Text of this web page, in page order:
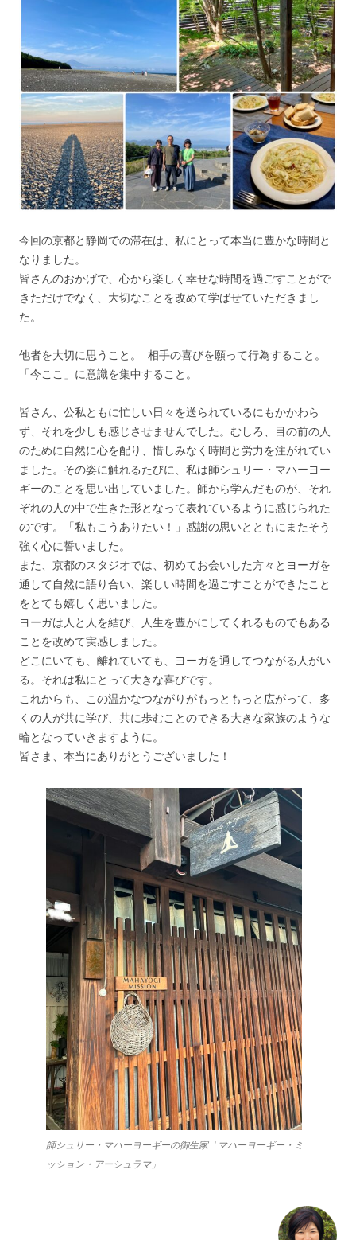
今回の京都と静岡での滞在は、私にとって本当に豊かな時間と
なりました。
皆さんのおかげで、心から楽しく幸せな時間を過ごすことがで
きただけでなく、大切なことを改めて学ばせていただきまし
た。
他者を大切に思うこと。 相手の喜びを願って行為すること。
「今ここ」に意識を集中すること。
皆さん、公私ともに忙しい日々を送られているにもかかわら
ず、それを少しも感じさせませんでした。むしろ、目の前の人
のために自然に心を配り、惜しみなく時間と労力を注がれてい
ました。その姿に触れるたびに、私は師シュリー・マハーヨー
ギーのことを思い出していました。師から学んだものが、それ
ぞれの人の中で生きた形となって表れているように感じられた
のです。「私もこうありたい！」感謝の思いとともにまたそう
強く心に誓いました。
また、京都のスタジオでは、初めてお会いした方々とヨーガを
通して自然に語り合い、楽しい時間を過ごすことができたこと
をとても嬉しく思いました。
ヨーガは人と人を結び、人生を豊かにしてくれるものでもある
ことを改めて実感しました。
どこにいても、離れていても、ヨーガを通してつながる人がい
る。それは私にとって大きな喜びです。
これからも、この温かなつながりがもっともっと広がって、多
くの人が共に学び、共に歩むことのできる大きな家族のような
輪となっていきますように。
皆さま、本当にありがとうございました！
師シュリー・マハーヨーギーの御生家「マハーヨーギー・ミ
ッション・アーシュラマ」